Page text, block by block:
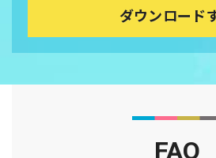
ダウンロード
FAQ